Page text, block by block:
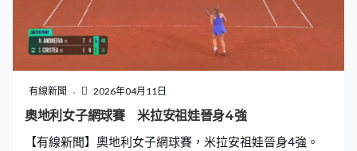
有線新聞 2026年04月11日
奧地利女子網球賽 米拉安祖娃晉身4強
【有線新聞】奧地利女子網球賽，米拉安祖娃晉身4強。